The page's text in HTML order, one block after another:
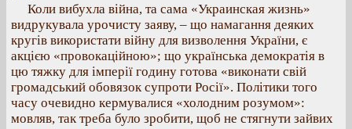
Коли вибухла війна, та сама «Украинская жизнь»
видрукувала урочисту заяву, – що намагання деяких
кругів використати війну для визволення України, є
акцією «провокаційною»; що українська демократія в
цю тяжку для імперії годину готова «виконати свій
громадський обовязок супроти Росії». Політики того
часу очевидно кермувалися «холодним розумом»:
мовляв, так треба було зробити, щоб не стягнути зайвих